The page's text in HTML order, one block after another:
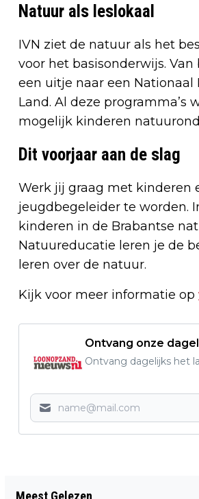
Natuur als leslokaal
IVN ziet de natuur als het
voor het basisonderwijs.
een uitje naar een Nationaal
Land. Al deze programma’s
mogelijk kinderen
Dit voorjaar aan de slag
Werk jij graag met kinderen
jeugdbegeleider te worden.
kinderen in de Brabantse
Natuureducatie leren je de
leren over de natuur.
Kijk voor meer informatie op
Ontvang onze
Ontvang dagelijks het
Meest Gelezen